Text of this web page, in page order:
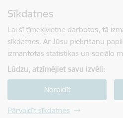
Sīkdatnes
Lai šī tīmekļvietne darbotos, tā
sīkdatnes. Ar Jūsu piekrišanu
izmantotas statistikas un sociālo
Lūdzu, atzīmējiet savu izvēli:
Noraidīt
Pārvaldīt sīkdatnes